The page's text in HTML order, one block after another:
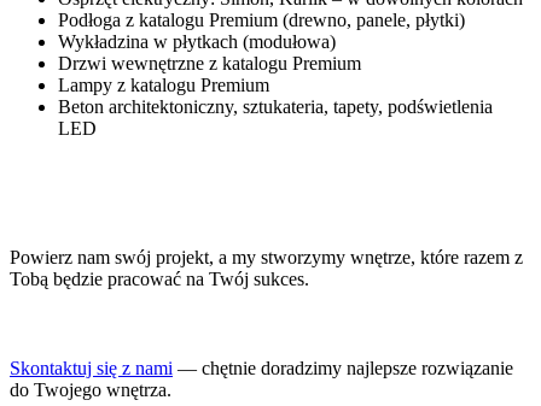
Podłoga z katalogu Premium (drewno, panele, płytki)
Wykładzina w płytkach (modułowa)
Drzwi wewnętrzne z katalogu Premium
Lampy z katalogu Premium
Beton architektoniczny, sztukateria, tapety, podświetlenia
LED
Powierz nam swój projekt, a my stworzymy wnętrze, które razem z
Tobą będzie pracować na Twój sukces.
Skontaktuj się z nami — chętnie doradzimy najlepsze rozwiązanie
do Twojego wnętrza.